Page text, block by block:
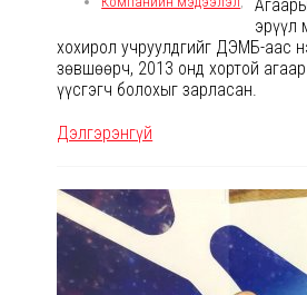
эрүүл
хохирол учруулдгийг ДЭМБ-аас
зөвшөөрч, 2013 онд хортой
үүсгэгч болохыг зарласан.
Дэлгэрэнгүй